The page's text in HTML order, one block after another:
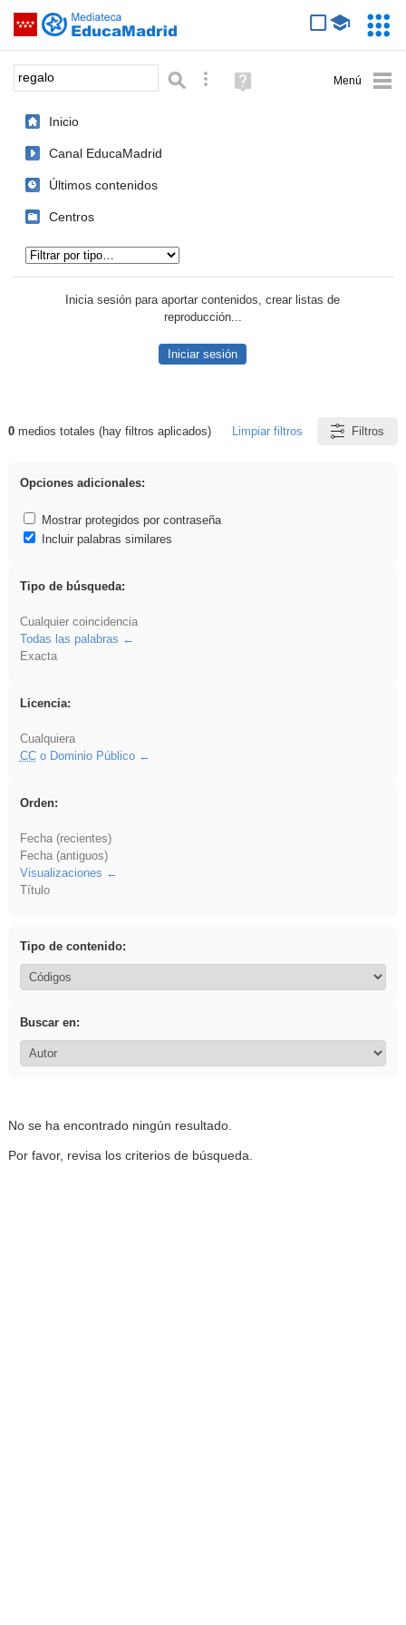
Saltar navegación
Palabra o frase: Búsqueda avanzada
Ayuda
(en
Inicio
Canal EducaMadrid
Últimos contenidos
Centros
Inicia sesión para aportar contenidos, crear listas de
reproducción...
Iniciar sesión
Resultados de: regalo
0medios totales (hay filtros aplicados) Limpiar filtros Filtros
Opciones adicionales:
Mostrar protegidos por contraseña
Incluir palabras similares
Tipo de búsqueda:
Cualquier coincidencia
Todas las palabras
Exacta
Licencia:
Cualquiera
CCo Dominio Público
Orden:
Fecha (recientes)
Fecha (antiguos)
Visualizaciones
Título
Tipo de contenido:
Buscar en:
No se ha encontrado ningún resultado.
Por favor, revisa los criterios de búsqueda.